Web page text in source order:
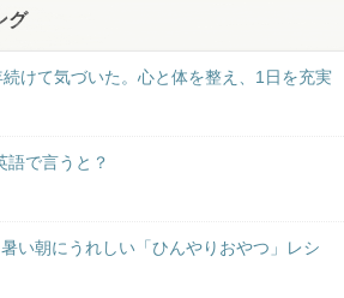
グ
けて気づいた。心と体を整え、1日を充実
語で言うと？
い朝にうれしい「ひんやりおやつ」レシ